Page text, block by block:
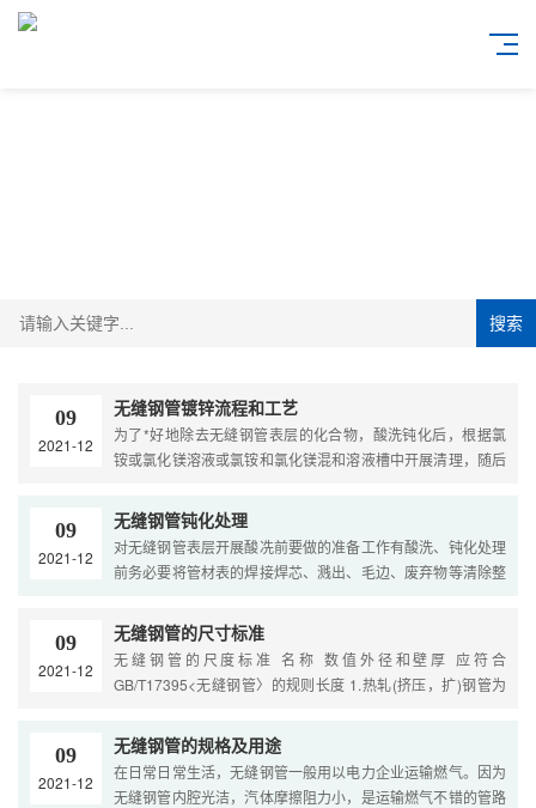
搜索
09
2021-12
无缝钢管镀锌流程和工艺
为了*好地除去无缝钢管表层的化合物，酸洗钝化后，根据氯
铵或氯化镁溶液或氯铵和氯化镁混和溶液槽中开展清理，随后
09
2021-12
无缝钢管钝化处理
对无缝钢管表层开展酸冼前要做的准备工作有酸洗、钝化处理
前务必要将管材表的焊接焊芯、溅出、毛边、废弃物等清除整
09
2021-12
无缝钢管的尺寸标准
无缝钢管的尺度标准 名称 数值外径和壁厚 应符合
GB/T17395<无缝钢管〉的规则长度 1.热轧(挤压，扩)钢管为
得大于···
09
2021-12
无缝钢管的规格及用途
在日常日常生活，无缝钢管一般用以电力企业运输燃气。因为
无缝钢管内腔光洁，汽体摩擦阻力小，是运输燃气不错的管路